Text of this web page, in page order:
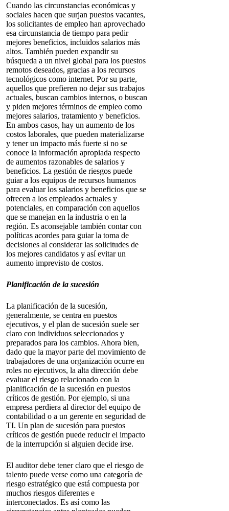
Cuando las circunstancias económicas y
sociales hacen que surjan puestos vacantes,
los solicitantes de empleo han aprovechado
esa circunstancia de tiempo para pedir
mejores beneficios, incluidos salarios más
altos. También pueden expandir su
búsqueda a un nivel global para los puestos
remotos deseados, gracias a los recursos
tecnológicos como internet. Por su parte,
aquellos que prefieren no dejar sus trabajos
actuales, buscan cambios internos, o buscan
y piden mejores términos de empleo como
mejores salarios, tratamiento y beneficios.
En ambos casos, hay un aumento de los
costos laborales, que pueden materializarse
y tener un impacto más fuerte si no se
conoce la información apropiada respecto
de aumentos razonables de salarios y
beneficios. La gestión de riesgos puede
guiar a los equipos de recursos humanos
para evaluar los salarios y beneficios que se
ofrecen a los empleados actuales y
potenciales, en comparación con aquellos
que se manejan en la industria o en la
región. Es aconsejable también contar con
políticas acordes para guiar la toma de
decisiones al considerar las solicitudes de
los mejores candidatos y así evitar un
aumento imprevisto de costos.
Planificación de la sucesión
La planificación de la sucesión,
generalmente, se centra en puestos
ejecutivos, y el plan de sucesión suele ser
claro con individuos seleccionados y
preparados para los cambios. Ahora bien,
dado que la mayor parte del movimiento de
trabajadores de una organización ocurre en
roles no ejecutivos, la alta dirección debe
evaluar el riesgo relacionado con la
planificación de la sucesión en puestos
críticos de gestión. Por ejemplo, si una
empresa perdiera al director del equipo de
contabilidad o a un gerente en seguridad de
TI. Un plan de sucesión para puestos
críticos de gestión puede reducir el impacto
de la interrupción si alguien decide irse.
El auditor debe tener claro que el riesgo de
talento puede verse como una categoría de
riesgo estratégico que está compuesta por
muchos riesgos diferentes e
interconectados. Es así como las